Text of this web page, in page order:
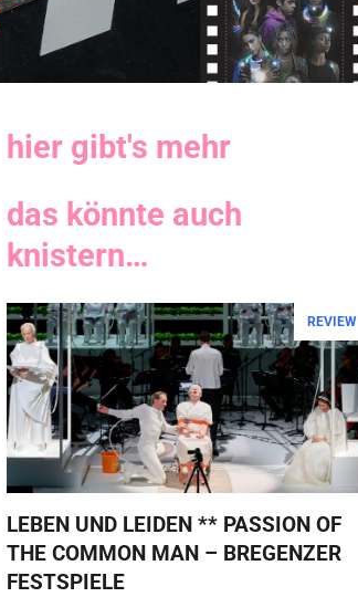
hier gibt's mehr
das könnte auch
knistern…
REVIEW
LEBEN UND LEIDEN ** PASSION OF
THE COMMON MAN – BREGENZER
FESTSPIELE